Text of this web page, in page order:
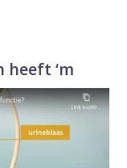
heeft ‘m